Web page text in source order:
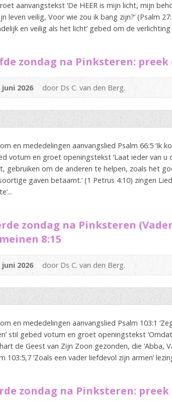
aanvangstekst ‘De HEER is mijn licht, mijn
leven veilig, Voor wie zou ik bang zijn?’ (Psalm
en veilig als het licht’ gebed om de
zondag na Pinksteren: preek
juni 2026 door Ds C. van den Berg.
en mededelingen aanvangslied Psalm 66:5 ‘Ik
votum en groet openingstekst ‘Laat ieder van u
gebruiken om de anderen te helpen, zoals het
gaven betaamt.’ (1 Petrus 4:10) zingen
zondag na Pinksteren
8:15
juni 2026 door Ds C. van den Berg.
en mededelingen aanvangslied Psalm 103:1
stil gebed votum en groet openingstekst
de Geest van Zijn Zoon gezonden, die ‘Abba,
103:5,7 ‘Zoals een vader liefdevol zijn armen’
zondag na Pinksteren: